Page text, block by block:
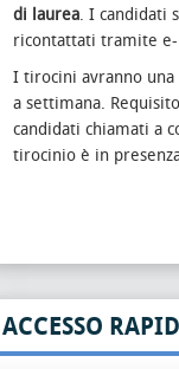
di laurea. I candidati
ricontattati tramite
I tirocini avranno
a settimana.
candidati chiamati a
tirocinio è in
ACCESSO